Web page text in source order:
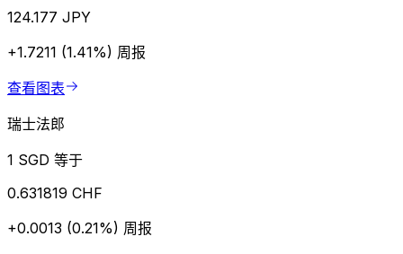
124.177 JPY
+1.7211 (1.41%) 周报
查看图表
瑞士法郎
1 SGD 等于
0.631819 CHF
+0.0013 (0.21%) 周报